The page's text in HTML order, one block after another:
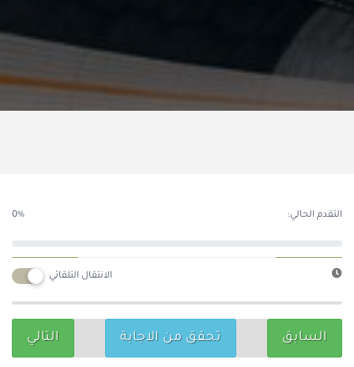
التقدم الحالي: 0%
الانتقال التلقائي
السابق تحقق من الاجابة التالي